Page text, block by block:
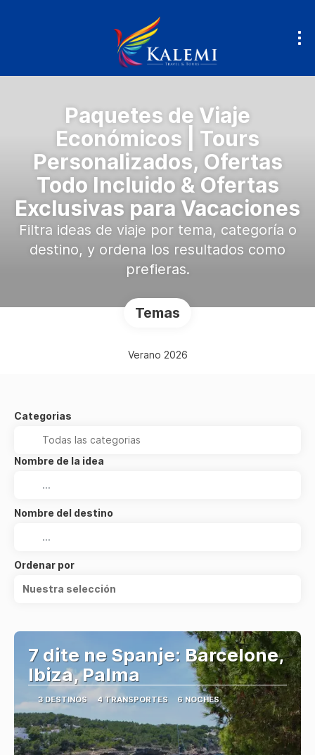
Paquetes de Viaje
Económicos | Tours
Personalizados, Ofertas
Todo Incluido & Ofertas
Exclusivas para Vacaciones
Filtra ideas de viaje por tema, categoría o
destino, y ordena los resultados como
prefieras.
Temas
Verano 2026
Categorias
Nombre de la idea
Nombre del destino
Ordenar por
Nuestra selección
7 dite ne Spanje: Barcelone,
Ibiza, Palma
3 DESTINOS 4 TRANSPORTES 6 NOCHES